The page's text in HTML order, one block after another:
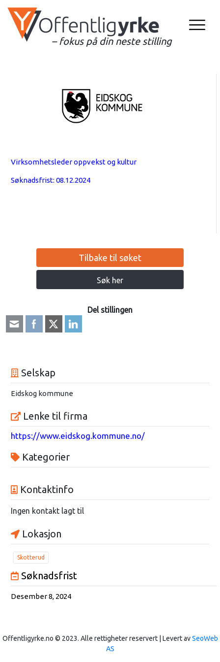
– fokus på din neste stilling
Virksomhetsleder oppvekst og kultur
Søknadsfrist: 08.12.2024
Tilbake til søket
Søk her
Del stillingen
Selskap
Eidskog kommune
Lenke til firma
https://www.eidskog.kommune.no/
Kategorier
Kontaktinfo
Ingen kontakt lagt til
Lokasjon
Skotterud
Søknadsfrist
Desember 8, 2024
Offentligyrke.no © 2023. Alle rettigheter reservert | Levert avSeoWeb
AS